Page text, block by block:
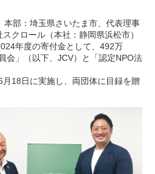
部：埼玉県さいたま市、代表理事
クロール（本社：静岡県浜松市）
年度の寄付金として、492万
会」（以下、JCV）と「認定NPO法
18日に実施し、両団体に目録を贈